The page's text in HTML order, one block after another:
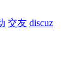
交友 discuz